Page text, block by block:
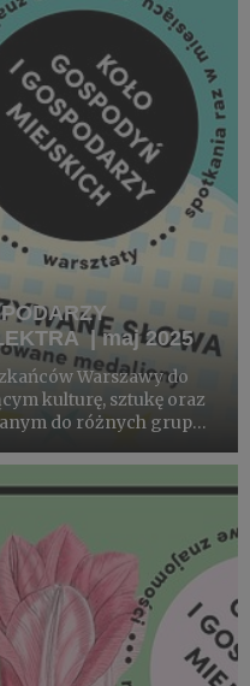
| maj 2025
Warszawy do
kulturę, sztukę oraz
do różnych grup
będzie zarówno w